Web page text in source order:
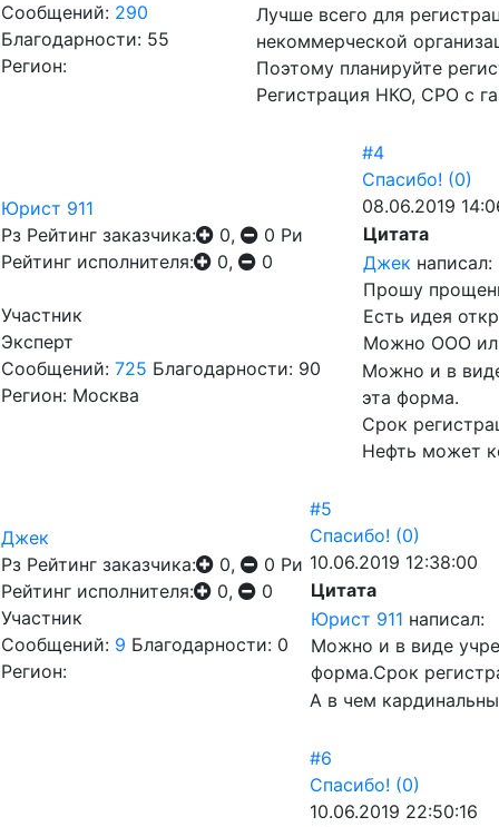
Сообщений: 290
Благодарности: 55
Регион:
Лучше всего для
некоммерческой
Поэтому планируйте
Регистрация НКО, СРО с
Юрист 911
Рз Рейтинг заказчика: 0, 0 Ри
Рейтинг исполнителя:
0, 0
Участник
Эксперт
Сообщений: 725 Благодарности: 90
Регион: Москва
#4
Спасибо! (0)
08.06.2019
Цитата
Джек написал:
Прошу
Есть идея
Можно ООО
Можно и в
эта форма.
Срок
Нефть может
Джек
Рз Рейтинг заказчика: 0, 0 Ри
Рейтинг исполнителя:
0,
0
Участник
Сообщений: 9 Благодарности: 0
Регион:
#5
Спасибо! (0)
10.06.2019 12:38:00
Цитата
Юрист 911 написал:
Можно и в виде
форма.Срок
А в чем
#6
Спасибо! (0)
10.06.2019 22:50:16